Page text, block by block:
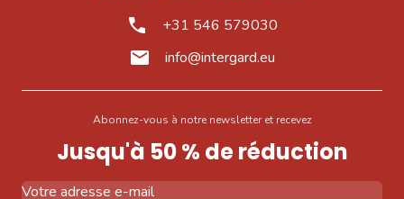
+31 546 579030
info@intergard.eu
Abonnez-vous à notre newsletter et recevez
Jusqu'à 50 % de réduction